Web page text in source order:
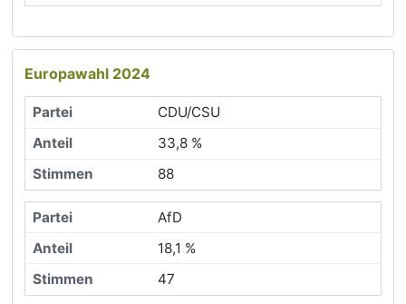
Europawahl 2024
CDU/CSU
33,8 %
88
AfD
18,1 %
47